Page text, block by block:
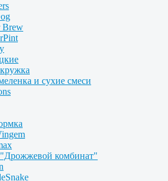
Brew
и сухие смеси
комбинат"